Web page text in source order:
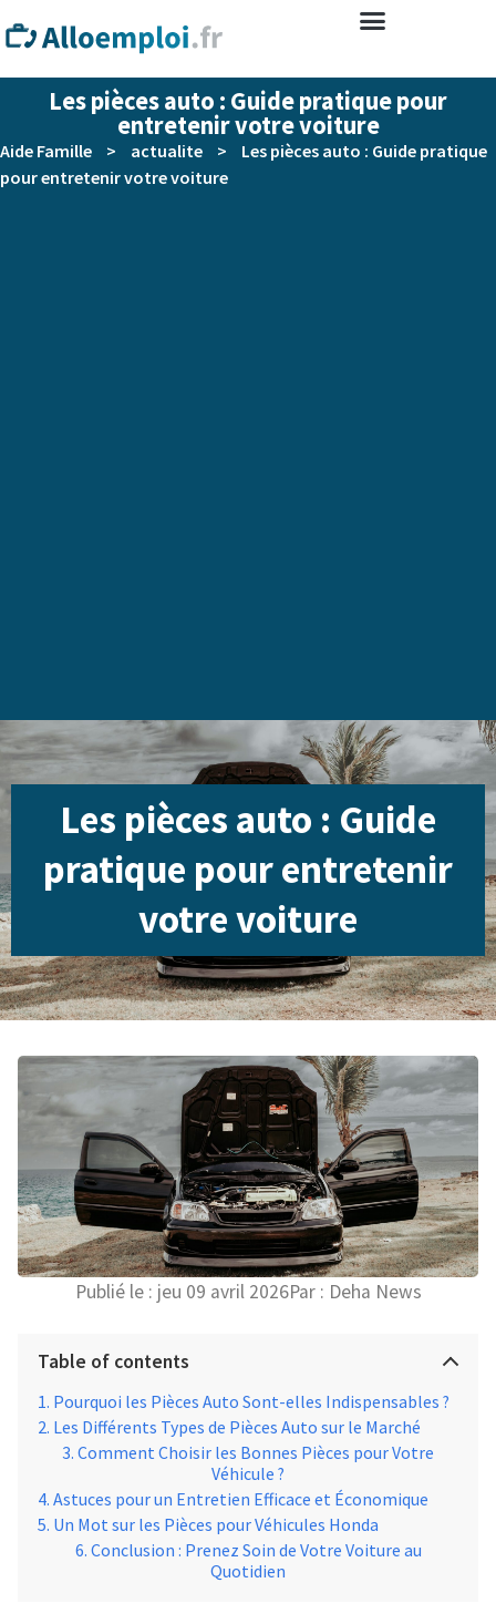
Les pièces auto : Guide pratique pour
entretenir votre voiture
Aide Famille > actualite >
Les pièces auto : Guide pratique
pour entretenir votre voiture
Les pièces auto : Guide
pratique pour entretenir
votre voiture
Publié le : jeu 09 avril 2026Par : Deha News
Table of contents
Pourquoi les Pièces Auto Sont-elles Indispensables ?
Les Différents Types de Pièces Auto sur le Marché
Comment Choisir les Bonnes Pièces pour Votre
Véhicule ?
Astuces pour un Entretien Efficace et Économique
Un Mot sur les Pièces pour Véhicules Honda
Conclusion : Prenez Soin de Votre Voiture au
Quotidien